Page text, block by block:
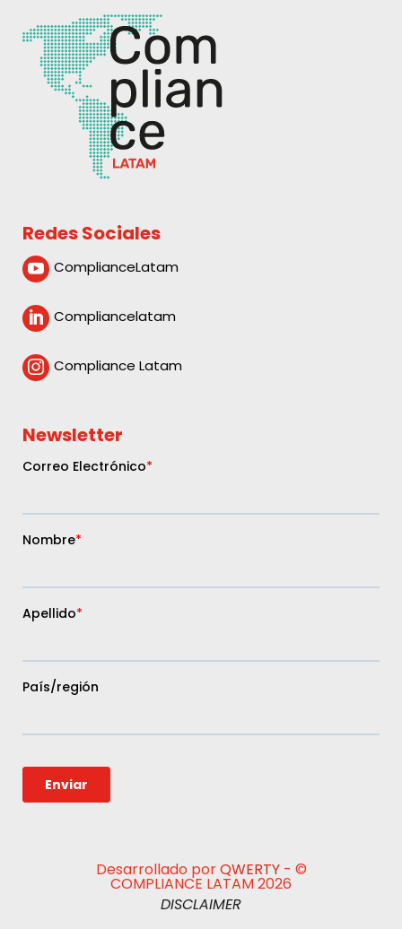
Redes Sociales
 ComplianceLatam
 Compliancelatam
 Compliance Latam
Newsletter
Desarrollado porQWERTY- ©
COMPLIANCE LATAM 2026
DISCLAIMER